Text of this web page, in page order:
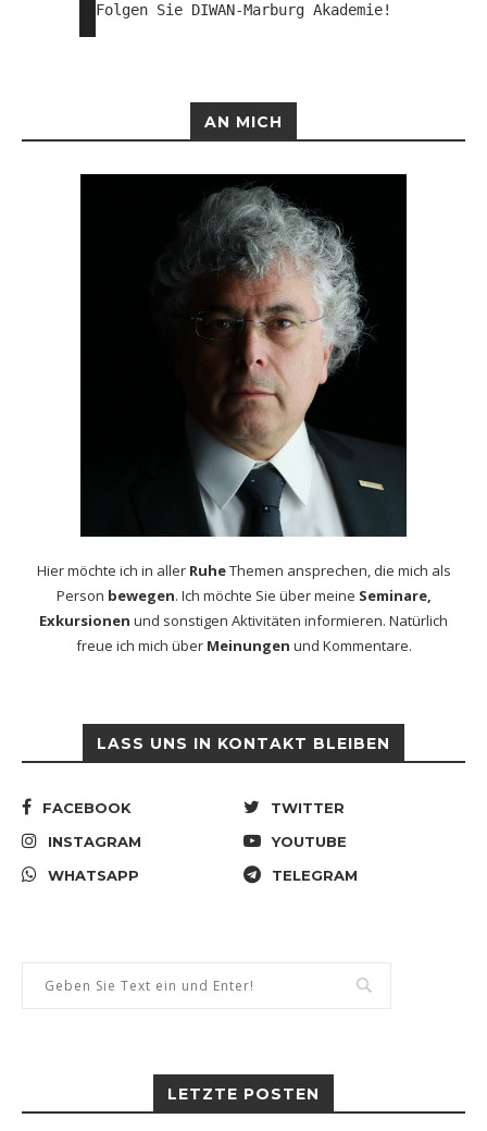
Folgen Sie DIWAN-Marburg Akademie!
AN MICH
Hier möchte ich in aller RuheThemen ansprechen, die mich als
Person bewegen. Ich möchte Sie über meine Seminare,
Exkursionen und sonstigen Aktivitäten informieren. Natürlich
freue ich mich über Meinungen und Kommentare.
LASS UNS IN KONTAKT BLEIBEN
FACEBOOK
TWITTER
INSTAGRAM
YOUTUBE
WHATSAPP
TELEGRAM
LETZTE POSTEN